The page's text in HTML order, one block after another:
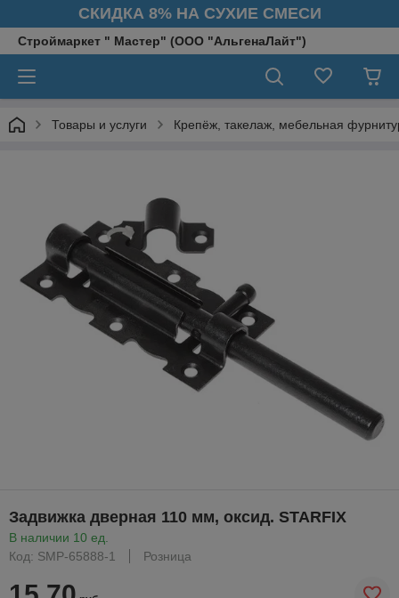
СКИДКА 8% НА СУХИЕ СМЕСИ
Строймаркет " Мастер" (ООО "АльгенаЛайт")
Товары и услуги Крепёж, такелаж, мебельная
Задвижка дверная 110 мм, оксид. STARFIX
В наличии 10 ед.
Код: SMP-65888-1
Розница